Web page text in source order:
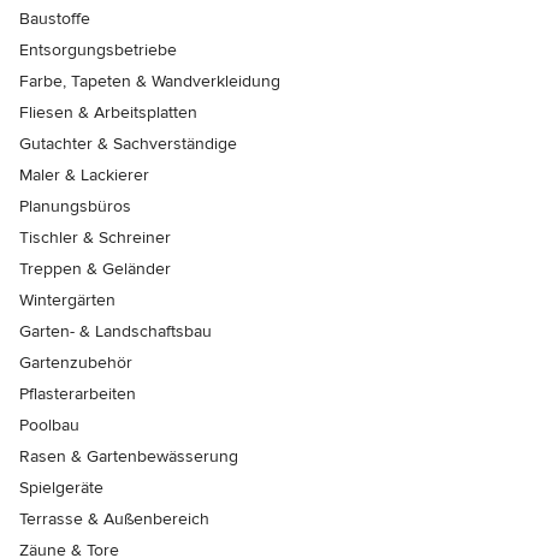
Baustoffe
Entsorgungsbetriebe
Farbe, Tapeten & Wandverkleidung
Fliesen & Arbeitsplatten
Gutachter & Sachverständige
Maler & Lackierer
Planungsbüros
Tischler & Schreiner
Treppen & Geländer
Wintergärten
Garten- & Landschaftsbau
Gartenzubehör
Pflasterarbeiten
Poolbau
Rasen & Gartenbewässerung
Spielgeräte
Terrasse & Außenbereich
Zäune & Tore